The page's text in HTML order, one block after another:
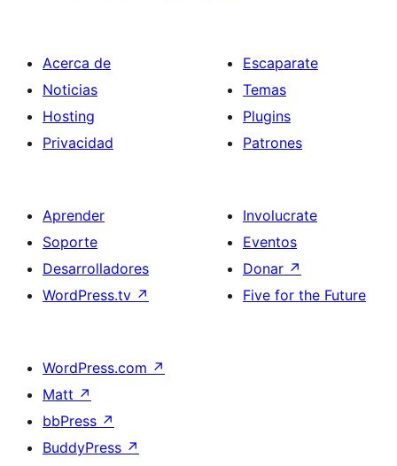
Acerca de
Noticias
Hosting
Privacidad
Escaparate
Temas
Plugins
Patrones
Aprender
Soporte
Desarrolladores
WordPress.tv ↗
Involucrate
Eventos
Donar ↗
Five for the Future
WordPress.com ↗
Matt ↗
bbPress ↗
BuddyPress ↗